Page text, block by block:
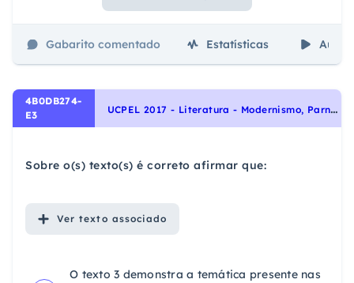
Gabarito comentado Estatísticas Aulas
4B0DB274-
E3
U
CPEL 2017 - Literatura - Modernismo, Parnasianismo, Escolas Literárias, Romantismo
Sobre o(s) texto(s) é correto afirmar que:
Ver texto associado
O texto 3 demonstra a temática presente nas